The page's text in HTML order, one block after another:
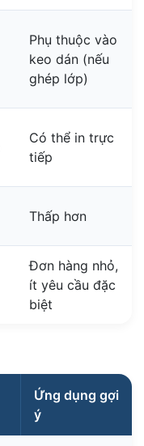
Phụ thuộc vào
keo dán (nếu
ghép lớp)
Có thể in trực
tiếp
Thấp hơn
Đơn hàng nhỏ,
ít yêu cầu đặc
biệt
Ứng dụng gợi
ý